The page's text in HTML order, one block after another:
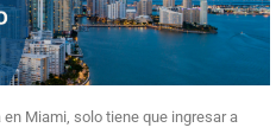
Miami, solo tiene que ingresar a